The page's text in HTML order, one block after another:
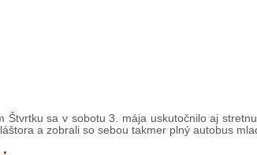
Štvrtku sa v sobotu 3. mája uskutočnilo aj
a zobrali so sebou takmer plný autobus